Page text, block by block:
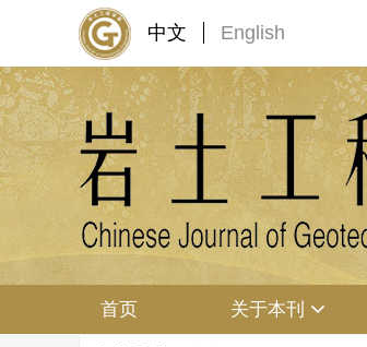
中文 English
首页 关于本刊